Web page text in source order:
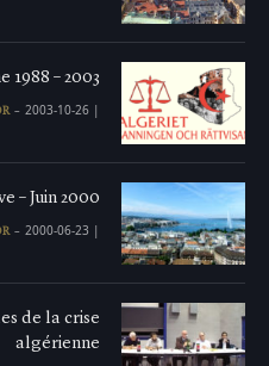
1988 – 2003
|
2003-10-26
– Juin 2000
|
2000-06-23
de la crise
algérienne